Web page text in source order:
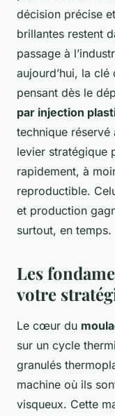
décision précise
brillantes restent
passage à
aujourd’hui, la
pensant dès le
par injection
technique réservé
levier stratégique
rapidement, à
reproductible.
et production
surtout, en temps.
Les
votre
Le cœur du
sur un cycle
granulés
machine où ils
visqueux. Cette